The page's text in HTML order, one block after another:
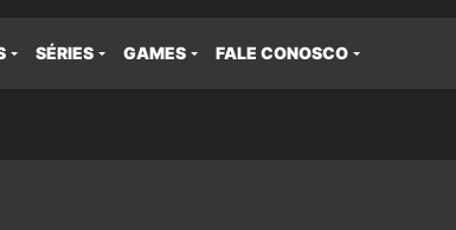
SÉRIES GAMES FALE CONOSCO